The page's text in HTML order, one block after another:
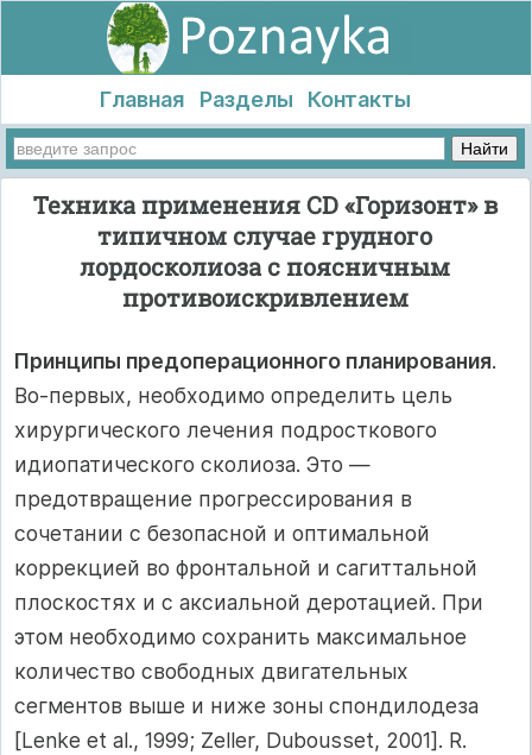
Главная Разделы Контакты
Техника применения CD «Горизонт» в
типичном случае грудного
лордосколиоза с поясничным
противоискривлением
Принципы предоперационного планирования.
Во-первых, необходимо определить цель
хирургического лечения подросткового
идиопатического сколиоза. Это —
предотвращение прогрессирования в
сочетании с безопасной и оптимальной
коррекцией во фронтальной и сагиттальной
плоскостях и с аксиальной деротацией. При
этом необходимо сохранить максимальное
количество свободных двигательных
сегментов выше и ниже зоны спондилодеза
[Lenke et al., 1999; Zeller, Dubousset, 2001]. R.